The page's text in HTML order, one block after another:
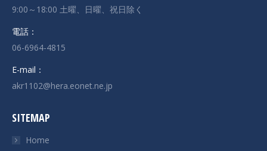
9:00～18:00 土曜、日曜、祝日除く
電話：
06-6964-4815
E-mail：
akr1102@hera.eonet.ne.jp
SITEMAP
Home